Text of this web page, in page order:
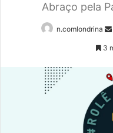
Abraço pela
n.comlondrina
3